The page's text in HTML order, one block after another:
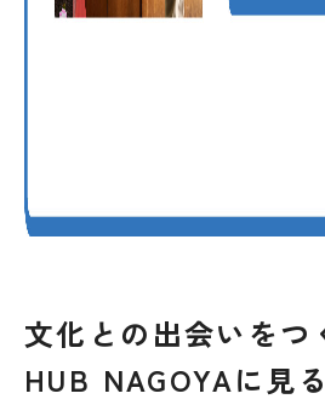
文化との出会いをつ
HUB NAGOYAに見